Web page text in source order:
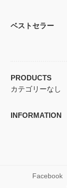
ベストセラー
PRODUCTS
カテゴリーなし
INFORMATION
Facebook